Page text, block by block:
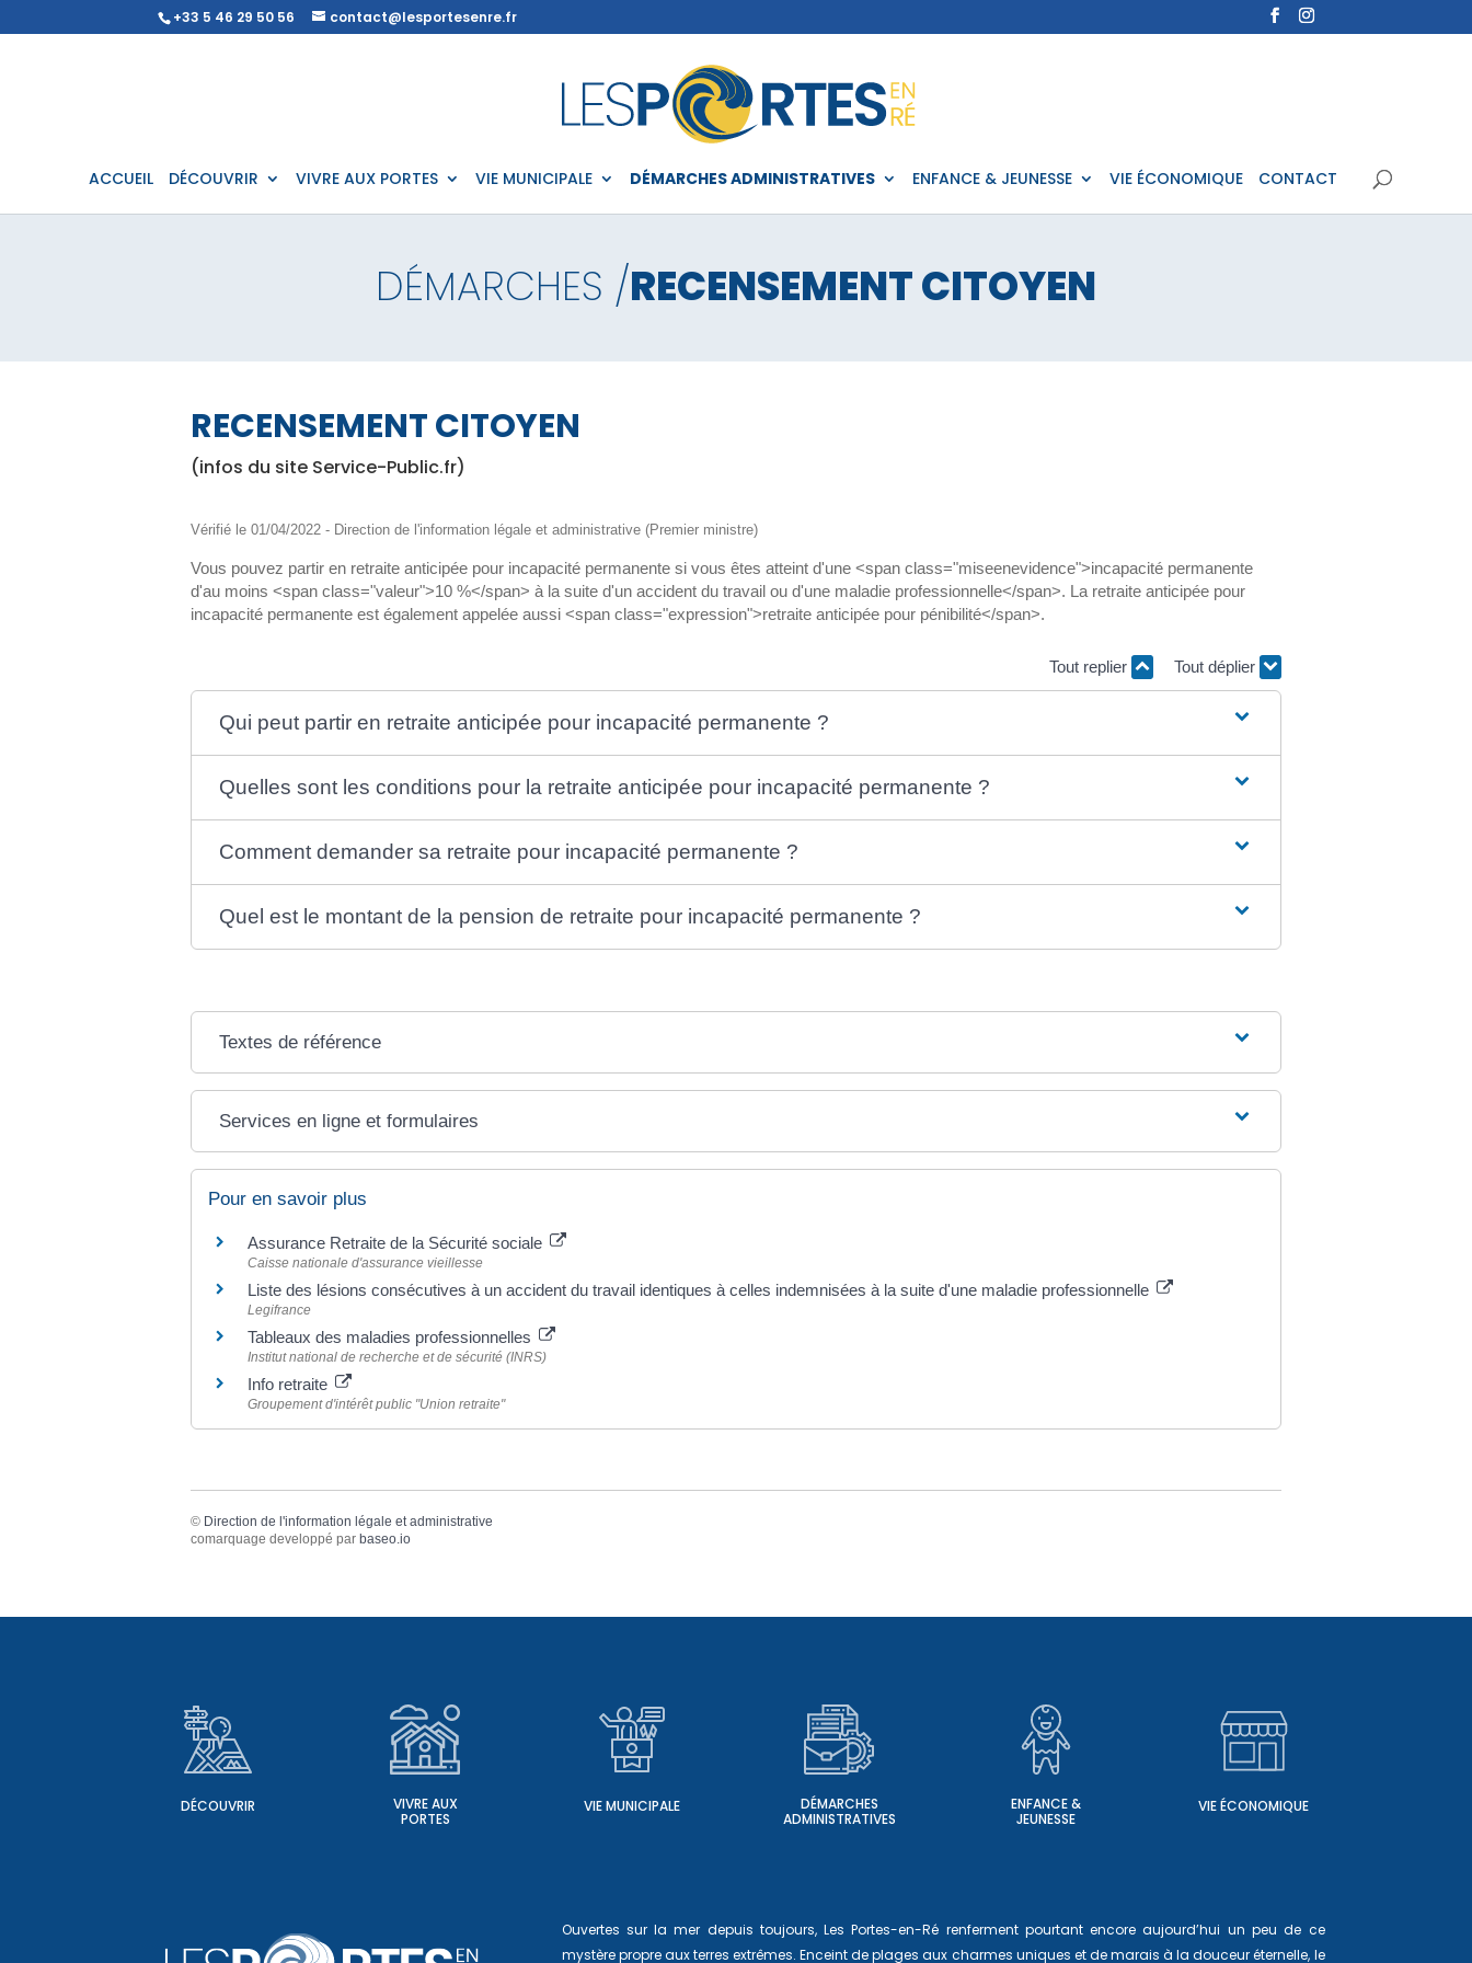
+33 5 46 29 50 56 contact@lesportesenre.fr
ACCUEIL DÉCOUVRIR VIVRE AUX PORTES VIE MUNICIPALE DÉMARCHES ADMINISTRATIVES ENFANCE & JEUNESSE VIE ÉCONOMIQUE CONTACT
DÉMARCHES /RECENSEMENT CITOYEN
RECENSEMENT CITOYEN
(infos du site Service-Public.fr)
Vérifié le 01/04/2022 - Direction de l'information légale et administrative (Premier ministre)
Vous pouvez partir en retraite anticipée pour incapacité permanente si vous êtes atteint d'une <span class="miseenevidence">incapacité permanente
d'au moins <span class="valeur">10 %</span> à la suite d'un accident du travail ou d'une maladie professionnelle</span>. La retraite anticipée pour
incapacité permanente est également appelée aussi <span class="expression">retraite anticipée pour pénibilité</span>.
Tout replier Tout déplier
Qui peut partir en retraite anticipée pour incapacité permanente ?
Quelles sont les conditions pour la retraite anticipée pour incapacité permanente ?
Comment demander sa retraite pour incapacité permanente ?
Quel est le montant de la pension de retraite pour incapacité permanente ?
Textes de référence
Services en ligne et formulaires
Pour en savoir plus
Assurance Retraite de la Sécurité sociale
Caisse nationale d'assurance vieillesse
Liste des lésions consécutives à un accident du travail identiques à celles indemnisées à la suite d'une maladie professionnelle
Legifrance
Tableaux des maladies professionnelles
Institut national de recherche et de sécurité (INRS)
Info retraite
Groupement d'intérêt public "Union retraite"
© Direction de l'information légale et administrative
comarquage developpé par baseo.io
DÉCOUVRIR
VIVRE AUX
PORTES
VIE MUNICIPALE
DÉMARCHES
ADMINISTRATIVES
ENFANCE &
JEUNESSE
VIE ÉCONOMIQUE
Ouvertes sur la mer depuis toujours, Les Portes-en-Ré renferment pourtant encore aujourd’hui un peu de ce
mystère propre aux terres extrêmes. Enceint de plages aux charmes uniques et de marais à la douceur éternelle, le